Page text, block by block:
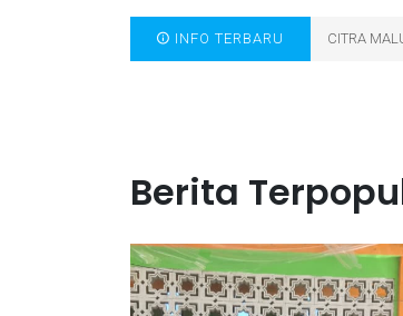
INFO TERBARU CITRA
Berita